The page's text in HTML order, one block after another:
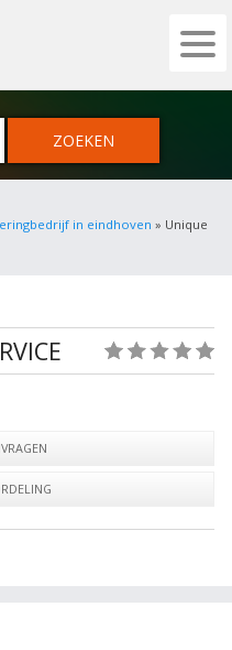
- DE ZAKELIJKE PORTAL
in eindhoven » Unique